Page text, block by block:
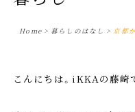
Home> 暮らしのはなし > 京都
こんにちは。iKKAの藤崎